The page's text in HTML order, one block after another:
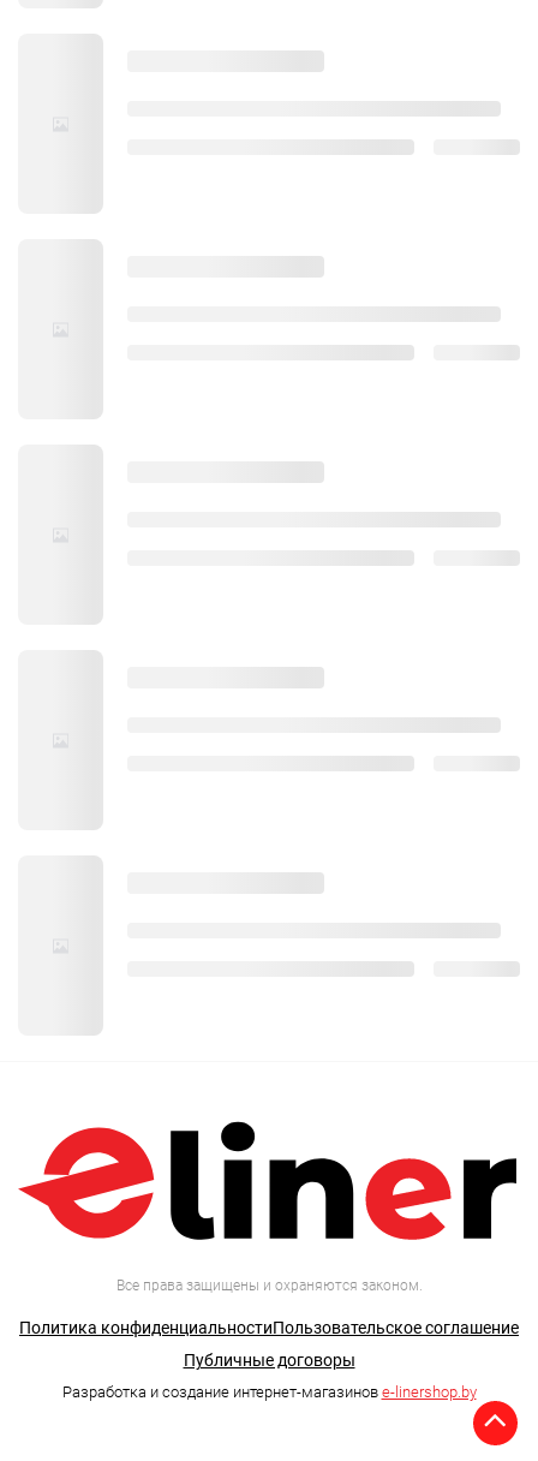
Все права защищены и охраняются законом.
Политика конфиденциальностиПользовательское соглашение
Публичные договоры
Разработка и создание интернет-магазинов e-linershop.by